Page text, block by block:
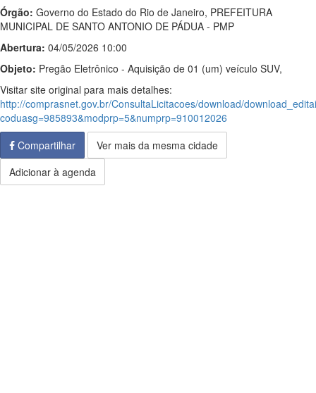
Órgão: Governo do Estado do Rio de Janeiro, PREFEITURA
MUNICIPAL DE SANTO ANTONIO DE PÁDUA - PMP
Abertura: 04/05/2026 10:00
Objeto: Pregão Eletrônico - Aquisição de 01 (um) veículo SUV,
Visitar site original para mais detalhes:
http://comprasnet.gov.br/ConsultaLicitacoes/download/
coduasg=985893&modprp=5&numprp=910012026
Compartilhar
Ver mais da mesma cidade
Adicionar à agenda